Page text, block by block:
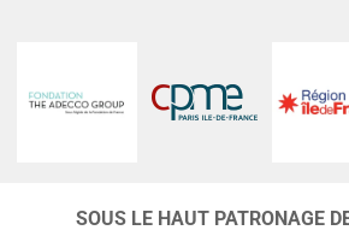
SOUS LE HAUT PATRONAGE